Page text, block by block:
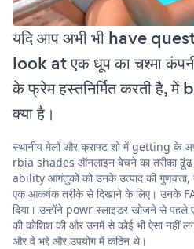
यदि आप अभी भी have
look at एक धूप का चश्मा
के फ्रेम हस्तनिर्मित करती
क्या है।
स्थानीय मेलों और क्राफ्ट शो में getting के
rbia shades ऑनलाइन बेचने का तरीका
ability आगंतुकों को उनके उत्पाद की गुणवत्ता,
एक आकर्षक तरीके से दिखाने के लिए। उनके
दिया। उन्होंने powr स्लाइडर खोजने से
की कोशिश की और उनमें से कोई भी ऐसा नहीं
और वे भद्दे और उपयोग में कठिन थे।